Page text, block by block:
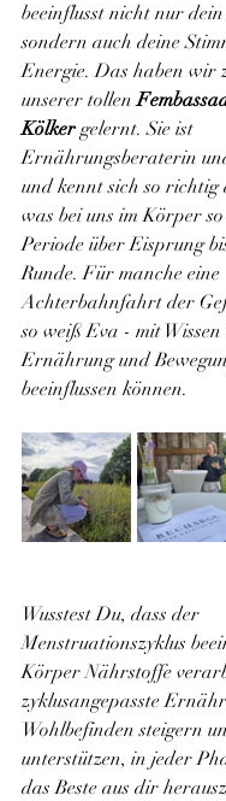
beeinflusst nicht nur
sondern auch deine
Energie. Das haben wir
unserer tollen
Kölker gelernt. Sie ist
Ernährungsberaterin
und kennt sich so richtig
was bei uns im Körper
Periode über Eisprung
Runde. Für manche eine
Achterbahnfahrt der
so weiß Eva - mit Wissen
Ernährung und
beeinflussen können.
Wusstest Du, dass der
Menstruationszyklus
Körper Nährstoffe
zyklusangepasste
Wohlbefinden steigern
unterstützen, in jeder
das Beste aus dir